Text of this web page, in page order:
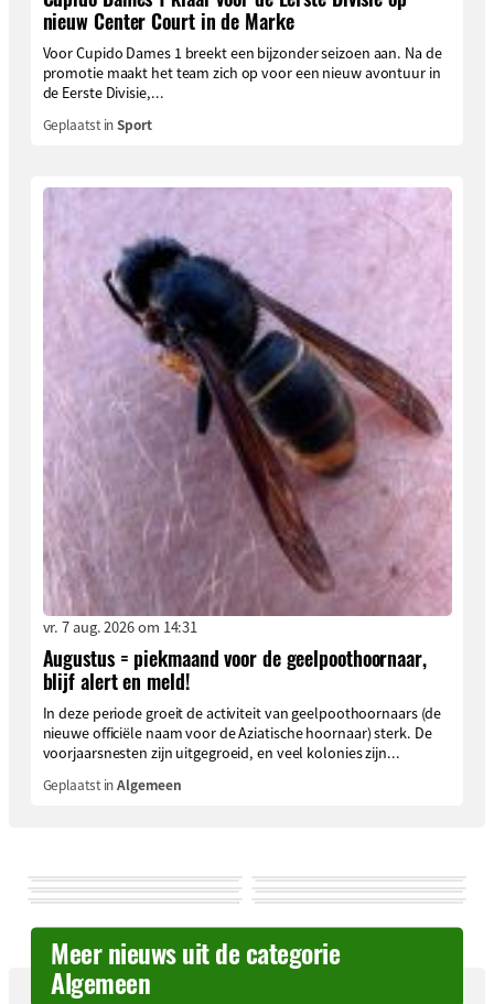
nieuw Center Court in de Marke
Voor Cupido Dames 1 breekt een bijzonder seizoen aan. Na de
promotie maakt het team zich op voor een nieuw avontuur in
de Eerste Divisie,...
Geplaatst inSport
vr. 7 aug. 2026 om 14:31
Augustus = piekmaand voor de geelpoothoornaar,
blijf alert en meld!
In deze periode groeit de activiteit van geelpoothoornaars (de
nieuwe officiële naam voor de Aziatische hoornaar) sterk. De
voorjaarsnesten zijn uitgegroeid, en veel kolonies zijn...
Geplaatst inAlgemeen
Meer nieuws uit de categorie
Algemeen